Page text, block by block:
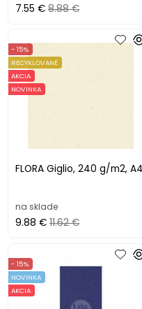
7.55 € 8.88 €
FLORA Giglio, 240 g/m2, A4
- 15%
RECYKLOVANÉ
AKCIA
NOVINKA
na sklade
9.88 € 11.62 €
- 15%
NOVINKA
AKCIA